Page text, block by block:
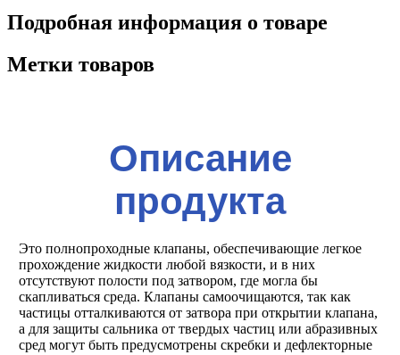
Подробная информация о товаре
Метки товаров
Описание
продукта
Это полнопроходные клапаны, обеспечивающие легкое
прохождение жидкости любой вязкости, и в них
отсутствуют полости под затвором, где могла бы
скапливаться среда. Клапаны самоочищаются, так как
частицы отталкиваются от затвора при открытии клапана,
а для защиты сальника от твердых частиц или абразивных
сред могут быть предусмотрены скребки и дефлекторные